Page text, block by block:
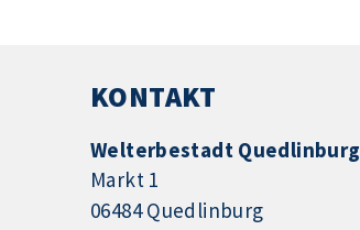
KONTAKT
Welterbestadt Quedlinburg
Markt 1
06484 Quedlinburg